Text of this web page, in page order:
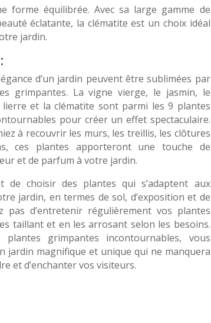
forme équilibrée. Avec sa large gamme de
éclatante, la clématite est un choix idéal
jardin.
d’un jardin peuvent être sublimées par
grimpantes. La vigne vierge, le jasmin, le
lierre et la clématite sont parmi les 9 plantes
pour créer un effet spectaculaire.
à recouvrir les murs, les treillis, les clôtures
ces plantes apporteront une touche de
et de parfum à votre jardin.
de choisir des plantes qui s’adaptent aux
jardin, en termes de sol, d’exposition et de
pas d’entretenir régulièrement vos plantes
taillant et en les arrosant selon les besoins.
grimpantes incontournables, vous
jardin magnifique et unique qui ne manquera
et d’enchanter vos visiteurs.